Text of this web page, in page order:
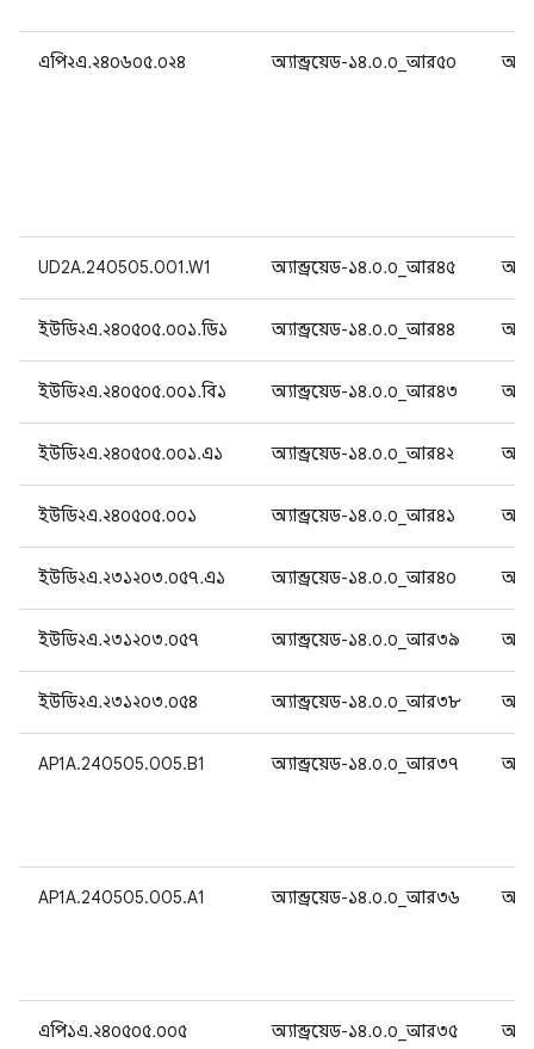
এপি২এ.২৪০৬০৫.০২৪ অ্যান্ড্রয়েড-১৪.০.০_আর৫০
UD2A.240505.001.W1 অ্যান্ড্রয়েড-১৪.০.০_আর৪৫
ইউডি২এ.২৪০৫০৫.০০১.ডি১ অ্যান্ড্রয়েড-১৪.০.০_আর৪৪
ইউডি২এ.২৪০৫০৫.০০১.বি১ অ্যান্ড্রয়েড-১৪.০.০_আর৪৩
ইউডি২এ.২৪০৫০৫.০০১.এ১ অ্যান্ড্রয়েড-১৪.০.০_আর৪২
ইউডি২এ.২৪০৫০৫.০০১ অ্যান্ড্রয়েড-১৪.০.০_আর৪১
ইউডি২এ.২৩১২০৩.০৫৭.এ১ অ্যান্ড্রয়েড-১৪.০.০_আর৪০
ইউডি২এ.২৩১২০৩.০৫৭ অ্যান্ড্রয়েড-১৪.০.০_আর৩৯
ইউডি২এ.২৩১২০৩.০৫৪ অ্যান্ড্রয়েড-১৪.০.০_আর৩৮
AP1A.240505.005.B1 অ্যান্ড্রয়েড-১৪.০.০_আর৩৭
AP1A.240505.005.A1 অ্যান্ড্রয়েড-১৪.০.০_আর৩৬
এপি১এ.২৪০৫০৫.০০৫ অ্যান্ড্রয়েড-১৪.০.০_আর৩৫